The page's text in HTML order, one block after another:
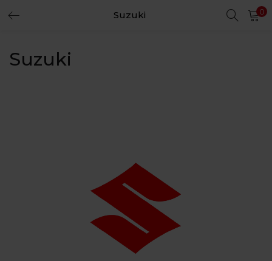
Suzuki 0
Suzuki
REGISTER
Enter your username and password to login.
Lost password?